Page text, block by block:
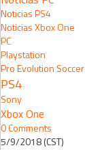
Noticias PS4
Noticias Xbox One
PC
Playstation
Pro Evolution Soccer
PS4
Sony
Xbox One
0 Comments
5/9/2018 (CST)